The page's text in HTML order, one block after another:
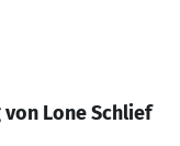
Lone Schlief